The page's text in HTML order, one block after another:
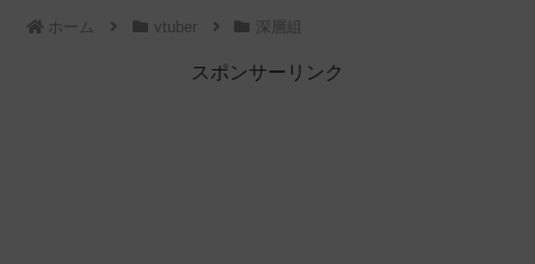
ホーム vtuber 深層組
スポンサーリンク